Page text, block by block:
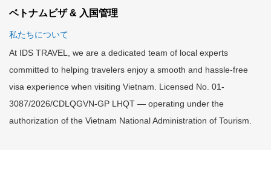
ベトナムビザ & 入国管理
私たちについて
At IDS TRAVEL, we are a dedicated team of local experts
committed to helping travelers enjoy a smooth and hassle-free
visa experience when visiting Vietnam. Licensed No. 01-
3087/2026/CDLQGVN-GP LHQT — operating under the
authorization of the Vietnam National Administration of Tourism.